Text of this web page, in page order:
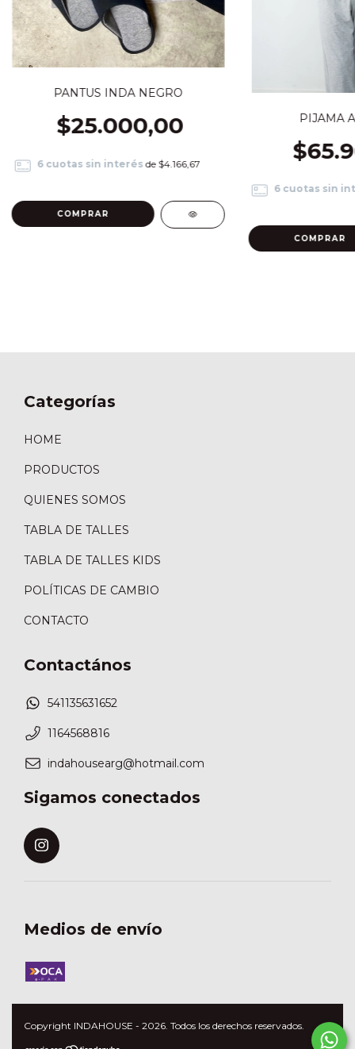
PANTUS INDA NEGRO
$25.000,00
6cuotas sin interés de $4.166,67
COMPRAR
PIJAMA
6cuotas sin
COMPRAR
Categorías
HOME
PRODUCTOS
QUIENES SOMOS
TABLA DE TALLES
TABLA DE TALLES KIDS
POLÍTICAS DE CAMBIO
CONTACTO
Contactános
541135631652
1164568816
indahousearg@hotmail.com
Sigamos conectados
Medios de envío
Copyright INDAHOUSE - 2026. Todos los derechos reservados.